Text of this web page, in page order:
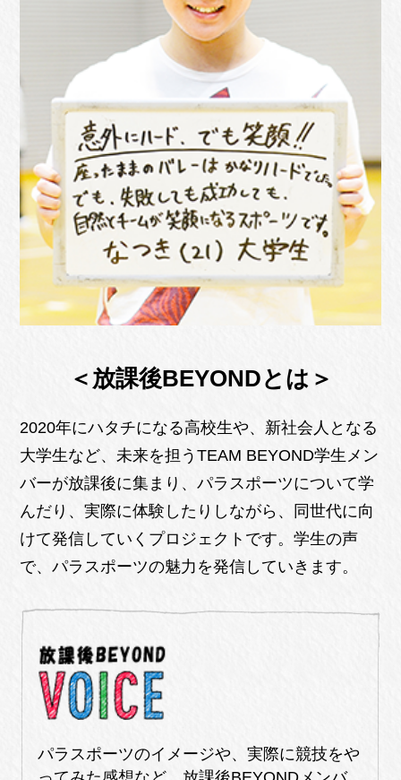
＜放課後BEYONDとは＞
2020年にハタチになる高校生や、新社会人となる
大学生など、未来を担うTEAM BEYOND学生メン
バーが放課後に集まり、パラスポーツについて学
んだり、実際に体験したりしながら、同世代に向
けて発信していくプロジェクトです。学生の声
で、パラスポーツの魅力を発信していきます。
パラスポーツのイメージや、実際に競技をや